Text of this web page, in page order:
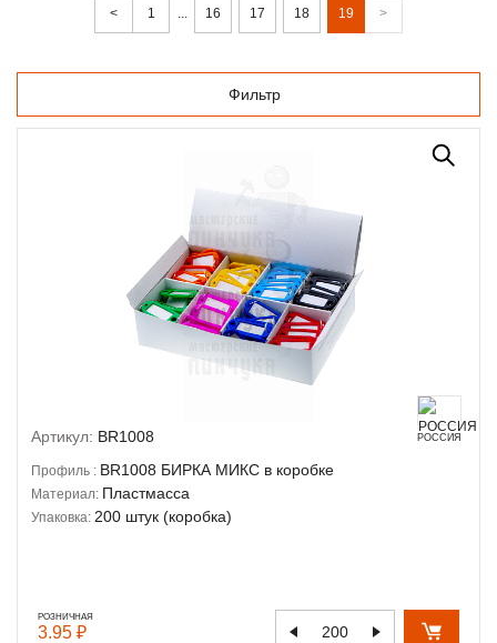
< 1 ... 16 17 18 19 >
Фильтр
Артикул: BR1008 РОССИЯ
Профиль : BR1008 БИРКА МИКС в коробке
Материал: Пластмасса
Упаковка: 200 штук (коробка)
РОЗНИЧНАЯ
3.95 ₽